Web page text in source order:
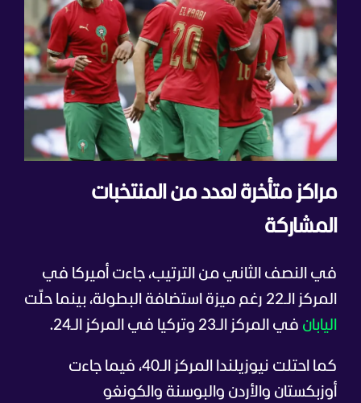
مراكز متأخرة لعدد من المنتخبات
المشاركة
في النصف الثاني من الترتيب، جاءت أميركا في
المركز الـ22 رغم ميزة استضافة البطولة، بينما حلّت
اليابان في المركز الـ23 وتركيا في المركز الـ24.
كما احتلت نيوزيلندا المركز الـ40، فيما جاءت
أوزبكستان والأردن والبوسنة والكونغو